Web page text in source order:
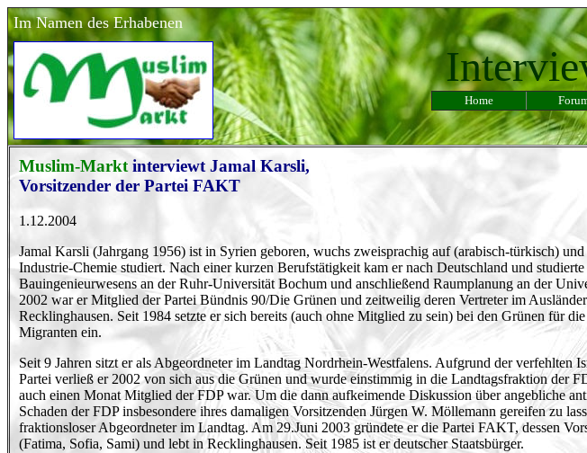
Im Namen des Erhabenen
Home
Muslim-Markt interviewt Jamal Karsli,
Vorsitzender der Partei FAKT
1.12.2004
Jamal Karsli (Jahrgang 1956) ist in Syrien geboren, wuchs zweisprachig auf (arabisch-türkisch)
Industrie-Chemie studiert. Nach einer kurzen Berufstätigkeit kam er nach Deutschland und
Bauingenieurwesens an der Ruhr-Universität Bochum und anschließend Raumplanung an der
2002 war er Mitglied der Partei Bündnis 90/Die Grünen und zeitweilig deren Vertreter im
Recklinghausen. Seit 1984 setzte er sich bereits (auch ohne Mitglied zu sein) bei den Grünen für
Migranten ein.
Seit 9 Jahren sitzt er als Abgeordneter im Landtag Nordrhein-Westfalens. Aufgrund der verfehlten
Partei verließ er 2002 von sich aus die Grünen und wurde einstimmig in die Landtagsfraktion der
auch einen Monat Mitglied der FDP war. Um die dann aufkeimende Diskussion über angebliche
Schaden der FDP insbesondere ihres damaligen Vorsitzenden Jürgen W. Möllemann gereifen zu
fraktionsloser Abgeordneter im Landtag. Am 29.Juni 2003 gründete er die Partei FAKT, dessen
(Fatima, Sofia, Sami) und lebt in Recklinghausen. Seit 1985 ist er deutscher Staatsbürger.